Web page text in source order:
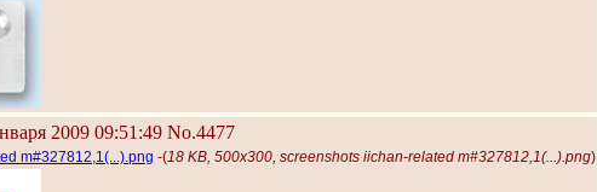
2009 09:51:49 No.4477
m#327812,1(...).png -(18 KB, 500x300, screenshots iichan-related m#327812,1(...).png)